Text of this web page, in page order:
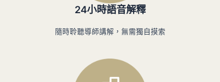
24小時語音解釋​
隨時聆聽導師講解，無需獨自摸索